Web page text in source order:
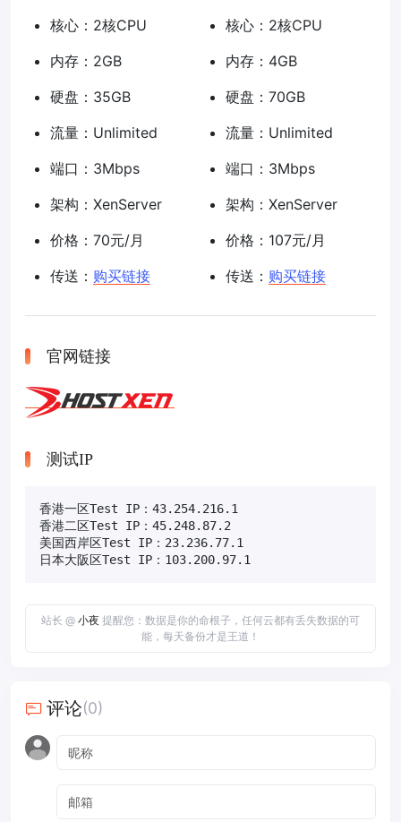
核心：2核CPU
内存：2GB
硬盘：35GB
流量：Unlimited
端口：3Mbps
架构：XenServer
价格：70元/月
传送： 购买链接
核心：2核CPU
内存：4GB
硬盘：70GB
流量：Unlimited
端口：3Mbps
架构：XenServer
价格：107元/月
传送： 购买链接
官网链接
测试IP
香港一区Test IP：43.254.216.1
香港二区Test IP：45.248.87.2
美国西岸区Test IP：23.236.77.1
日本大阪区Test IP：103.200.97.1
站长 @ 小夜 提醒您：数据是你的命根子，任何云都有丢失数据的可
能，每天备份才是王道！
评论(0)